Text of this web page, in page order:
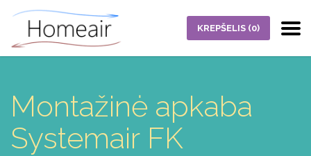
KREPŠELIS (0)
Montažinė apkaba
Systemair FK